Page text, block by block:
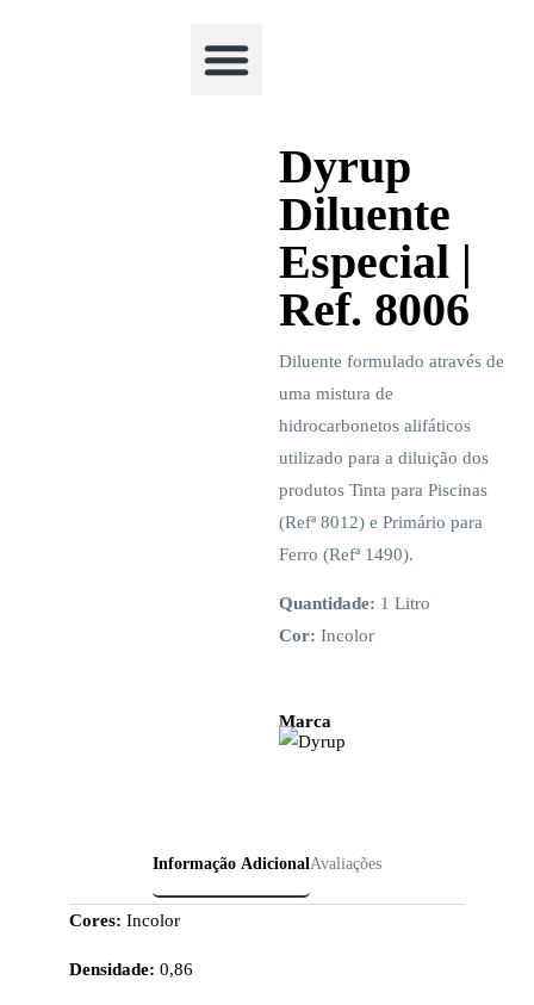
Dyrup
Diluente
Especial |
Ref. 8006
Diluente formulado através de
uma mistura de
hidrocarbonetos alifáticos
utilizado para a diluição dos
produtos Tinta para Piscinas
(Refª 8012) e Primário para
Ferro (Refª 1490).
Quantidade: 1 Litro
Cor: Incolor
Marca
Informação Adicional Avaliações
Cores: Incolor
Densidade: 0,86